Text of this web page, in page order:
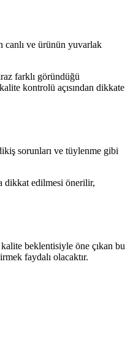
canlı ve ürünün yuvarlak
farklı göründüğü
kontrolü açısından dikkate
sorunları ve tüylenme gibi
dikkat edilmesi önerilir,
beklentisiyle öne çıkan bu
faydalı olacaktır.